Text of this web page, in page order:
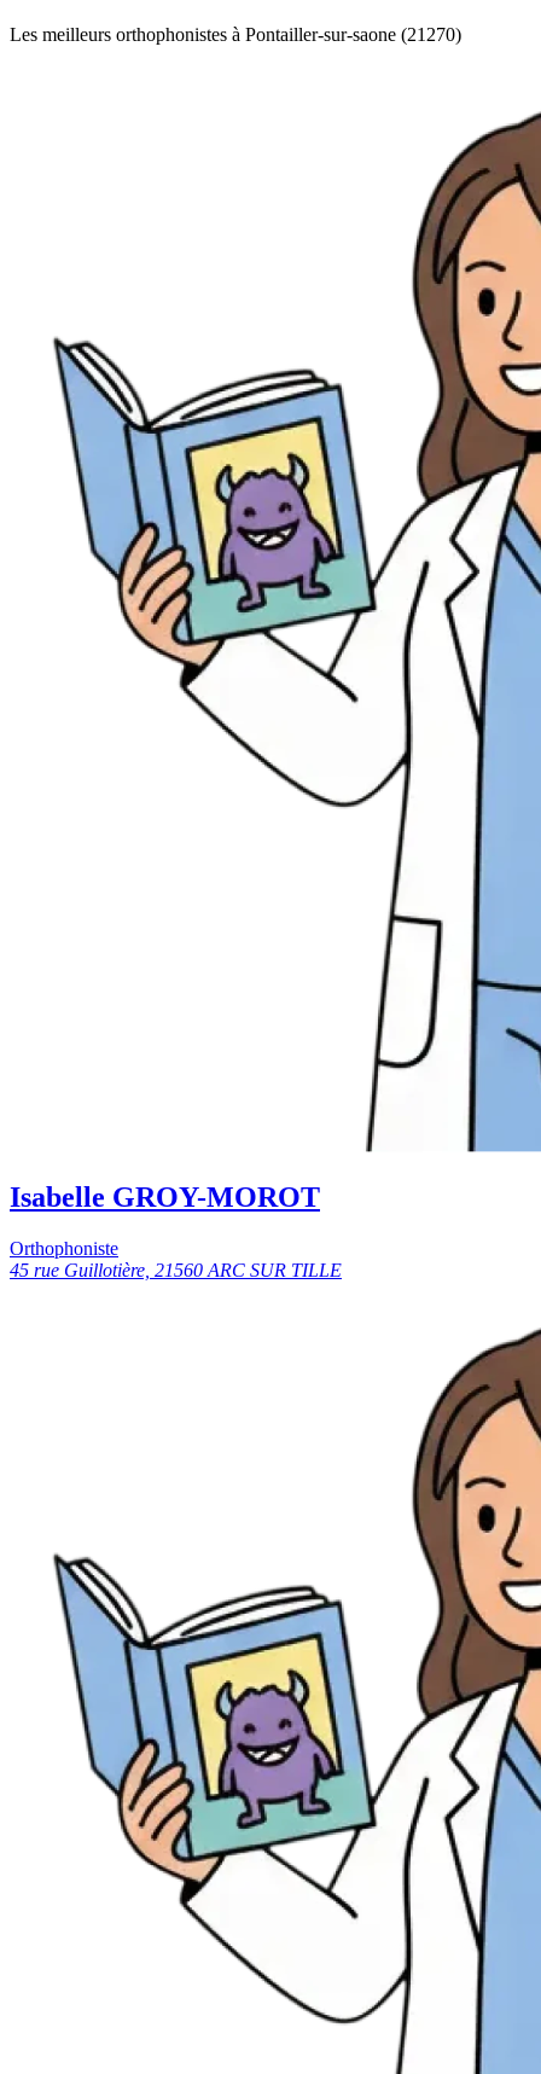
Les meilleurs orthophonistes à Pontailler-sur-saone (21270)
Isabelle GROY-MOROT
Orthophoniste
45 rue Guillotière, 21560 ARC SUR TILLE